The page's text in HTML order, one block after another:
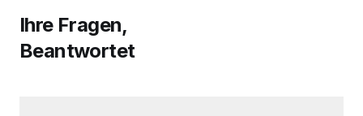
Ihre Fragen,
Beantwortet